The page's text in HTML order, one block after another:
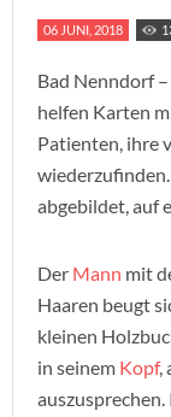
06 JUNI, 2018
Bad Nenndorf
helfen Karten
Patienten, ihre
abgebildet, auf
Der Mann mit
Haaren beugt
kleinen
in seinem Kopf,